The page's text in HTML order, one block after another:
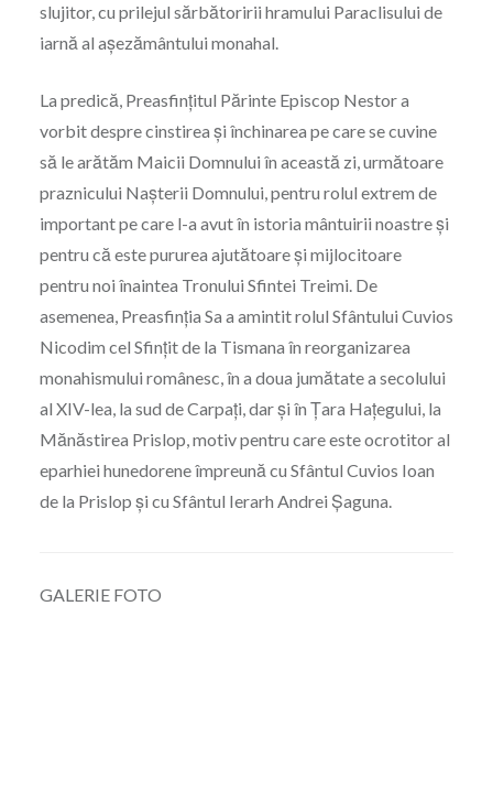
slujitor, cu prilejul sărbătoririi hramului Paraclisului de
iarnă al așezământului monahal.
La predică, Preasfințitul Părinte Episcop Nestor a
vorbit despre cinstirea și închinarea pe care se cuvine
să le arătăm Maicii Domnului în această zi, următoare
praznicului Nașterii Domnului, pentru rolul extrem de
important pe care l-a avut în istoria mântuirii noastre și
pentru că este pururea ajutătoare și mijlocitoare
pentru noi înaintea Tronului Sfintei Treimi. De
asemenea, Preasfinția Sa a amintit rolul Sfântului Cuvios
Nicodim cel Sfințit de la Tismana în reorganizarea
monahismului românesc, în a doua jumătate a secolului
al XIV-lea, la sud de Carpați, dar și în Țara Hațegului, la
Mănăstirea Prislop, motiv pentru care este ocrotitor al
eparhiei hunedorene împreună cu Sfântul Cuvios Ioan
de la Prislop și cu Sfântul Ierarh Andrei Șaguna.
GALERIE FOTO